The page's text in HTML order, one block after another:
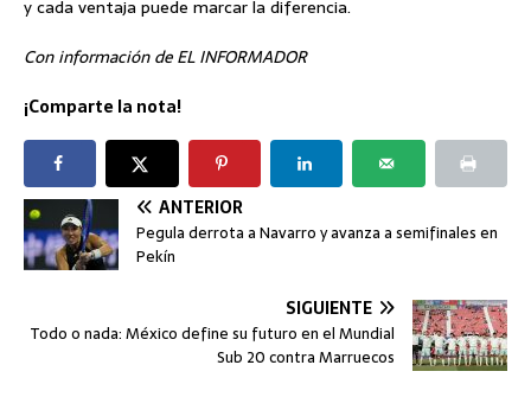
y cada ventaja puede marcar la diferencia.
Con información de EL INFORMADOR
¡Comparte la nota!
ANTERIOR
Pegula derrota a Navarro y avanza a semifinales en
Pekín
SIGUIENTE
Todo o nada: México define su futuro en el Mundial
Sub 20 contra Marruecos